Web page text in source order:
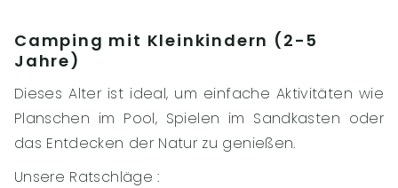
Camping mit Kleinkindern (2-5
Jahre)
Dieses Alter ist ideal, um einfache Aktivitäten wie
Planschen im Pool, Spielen im Sandkasten oder
das Entdecken der Natur zu genießen.
Unsere Ratschläge :